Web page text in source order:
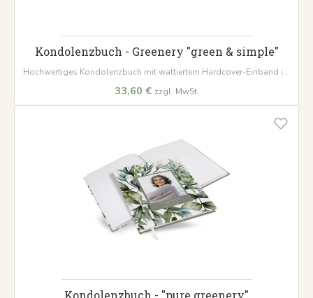
Kondolenzbuch - Greenery "green & simple"
Hochwertiges Kondolenzbuch mit wattiertem Hardcover-Einband im
viel Platz für persönliche Worte des Beileids.
33,60 € zzgl. MwSt.
Kondolenzbuch - "pure greenery"